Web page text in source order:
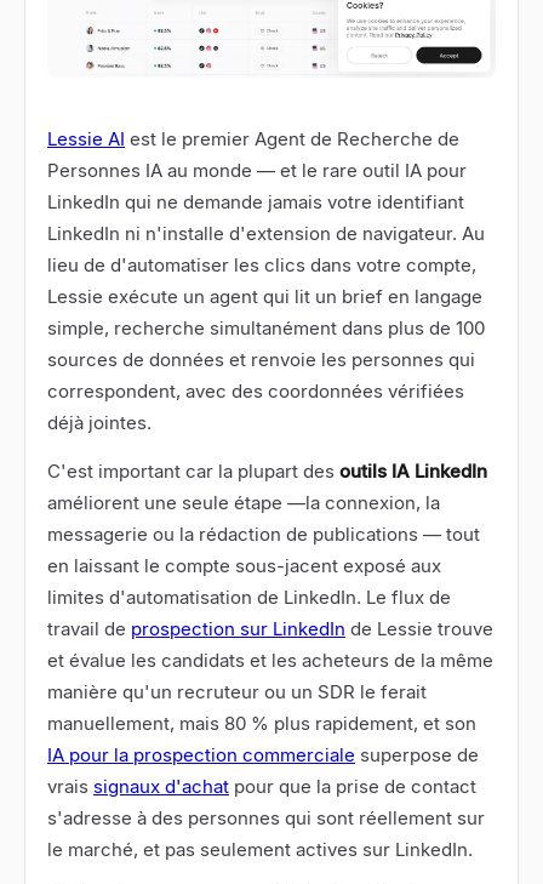
Lessie AI est le premier Agent de Recherche de
Personnes IA au monde — et le rare outil IA pour
LinkedIn qui ne demande jamais votre identifiant
LinkedIn ni n'installe d'extension de navigateur. Au
lieu de d'automatiser les clics dans votre compte,
Lessie exécute un agent qui lit un brief en langage
simple, recherche simultanément dans plus de 100
sources de données et renvoie les personnes qui
correspondent, avec des coordonnées vérifiées
déjà jointes.
C'est important car la plupart des outils IA LinkedIn
améliorent une seule étape —la connexion, la
messagerie ou la rédaction de publications — tout
en laissant le compte sous-jacent exposé aux
limites d'automatisation de LinkedIn. Le flux de
travail de prospection sur LinkedIn de Lessie trouve
et évalue les candidats et les acheteurs de la même
manière qu'un recruteur ou un SDR le ferait
manuellement, mais 80 % plus rapidement, et son
IA pour la prospection commerciale superpose de
vrais signaux d'achat pour que la prise de contact
s'adresse à des personnes qui sont réellement sur
le marché, et pas seulement actives sur LinkedIn.